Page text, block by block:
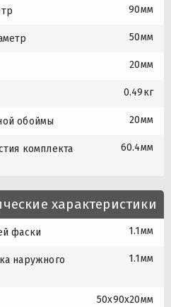
90мм
50мм
20мм
0.49кг
обоймы 20мм
комплекта
60.4мм
характеристики
фаски 1.1мм
наружного
1.1мм
50x90x20мм